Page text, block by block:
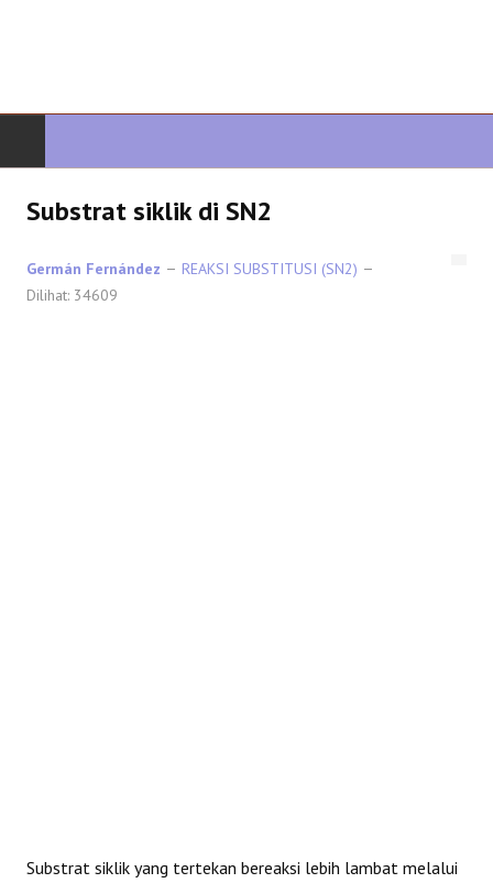
ORGANIK LANJUTAN
Substrat siklik di SN2
Germán Fernández
REAKSI SUBSTITUSI (SN2)
Dilihat: 34609
Substrat siklik yang tertekan bereaksi lebih lambat melalui